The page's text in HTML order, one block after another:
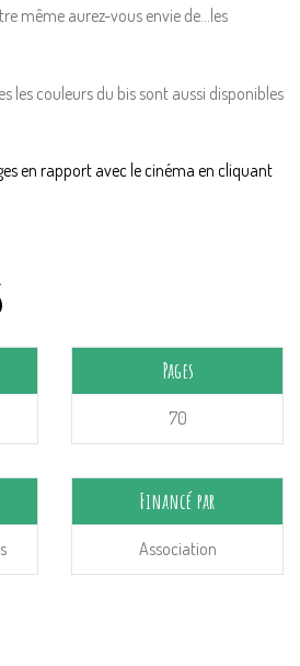
même aurez-vous envie de…les
les couleurs du bis sont aussi disponibles
en rapport avec le cinéma en cliquant
Pages
70
Financé par
Association